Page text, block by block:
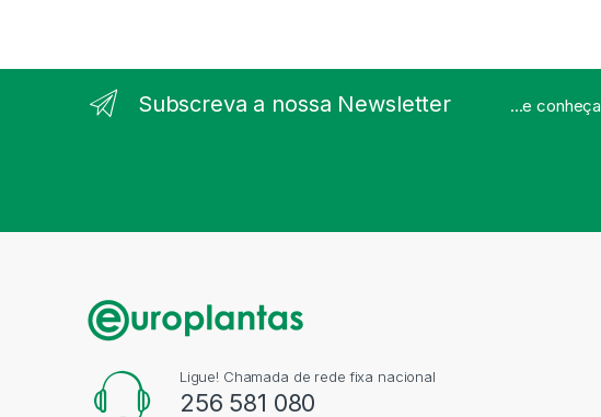
Subscreva a nossa Newsletter ...e conheça
Ligue! Chamada de rede fixa nacional
256 581 080